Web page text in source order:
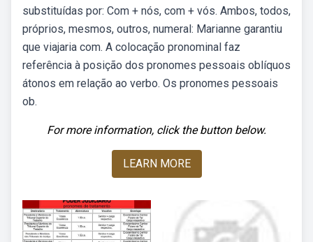
substituídas por: Com + nós, com + vós. Ambos, todos,
próprios, mesmos, outros, numeral: Marianne garantiu
que viajaria com. A colocação pronominal faz
referência à posição dos pronomes pessoais oblíquos
átonos em relação ao verbo. Os pronomes pessoais
ob.
For more information, click the button below.
LEARN MORE